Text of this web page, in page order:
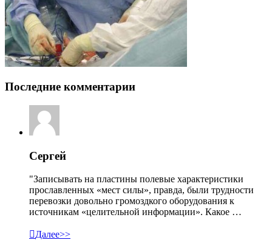
Последние комментарии
Сергей
"Записывать на пластины полевые характеристики
прославленных «мест силы», правда, были трудности
перевозки довольно громоздкого оборудования к
источникам «целительной информации». Какое …
Далее>>